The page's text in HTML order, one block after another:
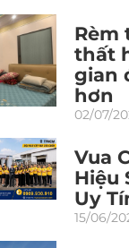
Rèm
thất
gian
hơn
02/07/
Vua
Hiệu
Uy
15/06/